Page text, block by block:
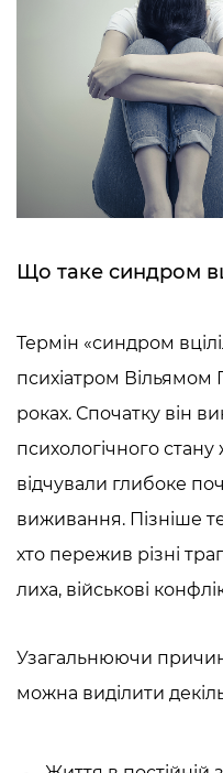
Що таке синдром
Термін «синдром
психіатром Вільямом
роках. Спочатку він
психологічного стану
відчували глибоке
виживання. Пізніше
хто пережив різні
лиха, військові
Узагальнюючи
можна виділити